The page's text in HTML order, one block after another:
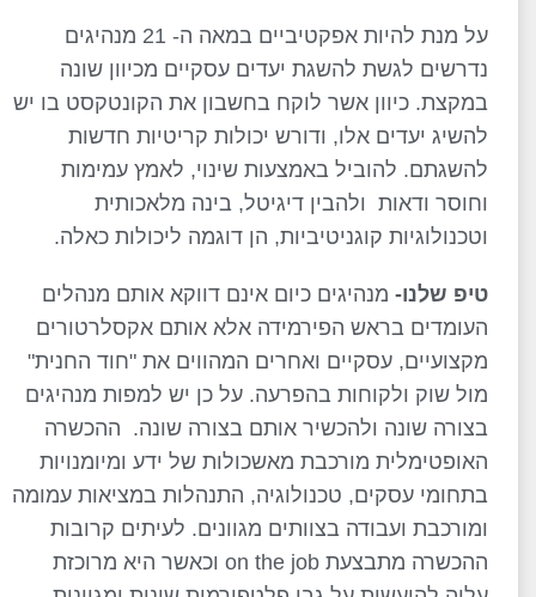
על מנת להיות אפקטיביים במאה ה- 21 מנהיגים
נדרשים לגשת להשגת יעדים עסקיים מכיוון שונה
במקצת. כיוון אשר לוקח בחשבון את הקונטקסט בו יש
להשיג יעדים אלו, ודורש יכולות קריטיות חדשות
להשגתם. להוביל באמצעות שינוי, לאמץ עמימות
וחוסר ודאות ולהבין דיגיטל, בינה מלאכותית
וטכנולוגיות קוגניטיביות, הן דוגמה ליכולות כאלה.
טיפ שלנו-מנהיגים כיום אינם דווקא אותם מנהלים
העומדים בראש הפירמידה אלא אותם אקסלרטורים
מקצועיים, עסקיים ואחרים המהווים את "חוד החנית"
מול שוק ולקוחות בהפרעה. על כן יש למפות מנהיגים
בצורה שונה ולהכשיר אותם בצורה שונה. ההכשרה
האופטימלית מורכבת מאשכולות של ידע ומיומנויות
בתחומי עסקים, טכנולוגיה, התנהלות במציאות עמומה
ומורכבת ועבודה בצוותים מגוונים. לעיתים קרובות
ההכשרה מתבצעת on the job וכאשר היא מרוכזת